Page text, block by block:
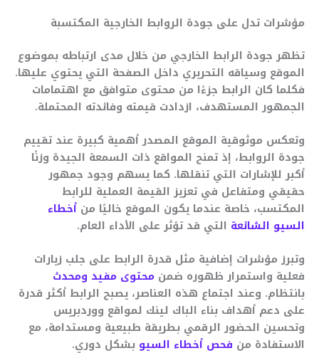
مؤشرات تدل على جودة الروابط الخارجية المكتسبة
تظهر جودة الرابط الخارجي من خلال مدى ارتباطه بموضوع
الموقع وسياقه التحريري داخل الصفحة التي يحتوي عليها.
فكلما كان الرابط جزءًا من محتوى متوافق مع اهتمامات
الجمهور المستهدف، ازدادت قيمته وفائدته المحتملة.
وتعكس موثوقية الموقع المصدر أهمية كبيرة عند تقييم
جودة الروابط، إذ تمنح المواقع ذات السمعة الجيدة وزنًا
أكبر للإشارات التي تنقلها. كما يسهم وجود جمهور
حقيقي ومتفاعل في تعزيز القيمة العملية للرابط
المكتسب، خاصة عندما يكون الموقع خاليًا من أخطاء
السيو الشائعة التي قد تؤثر على الأداء العام.
وتبرز مؤشرات إضافية مثل قدرة الرابط على جلب زيارات
فعلية واستمرار ظهوره ضمن محتوى مفيد ومحدث
بانتظام. وعند اجتماع هذه العناصر، يصبح الرابط أكثر قدرة
على دعم أهداف بناء الباك لينك لمواقع ووردبريس
وتحسين الحضور الرقمي بطريقة طبيعية ومستدامة، مع
الاستفادة من فحص أخطاء السيو بشكل دوري.